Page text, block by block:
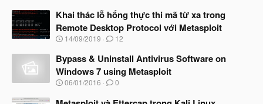
à
b
ắ
đ
ầ
u
Khai thác lỗ hổng thực thi mã từ xa trong
Remote Desktop Protocol với Metasploit
N
à
y
b
ắ
14/09/2019 12
Bypass & Uninstall Antivirus Software on
Windows 7 using Metasploit
N
à
06/01/2016 0